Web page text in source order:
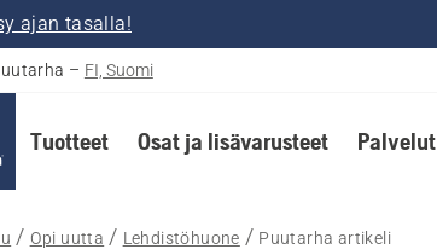
ajan tasalla!
– FI, Suomi
Tuotteet Osat ja lisävarusteet Palvelut
Opi uutta Lehdistöhuone Puutarha artikeli